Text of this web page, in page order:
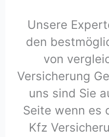
Unsere
den
von
Versicherung
uns sind Sie
Seite wenn es
Kfz